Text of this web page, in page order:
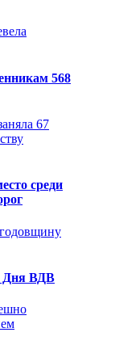
568
среди
Дня ВДВ